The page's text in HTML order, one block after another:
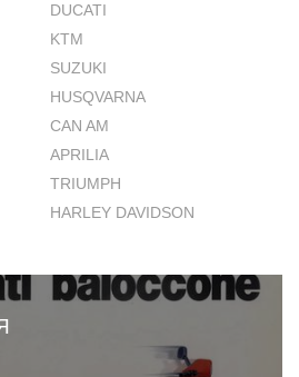
DUCATI
KTM
SUZUKI
HUSQVARNA
CAN AM
APRILIA
TRIUMPH
HARLEY DAVIDSON